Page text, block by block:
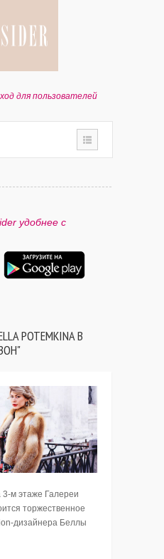
для пользователей
удобнее с
POTEMKINA В
3-м этаже Галереи
торжественное
дизайнера Беллы